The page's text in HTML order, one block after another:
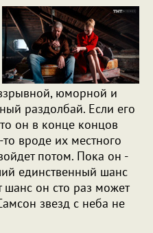
юморной и
раздолбай. Если его
он в конце концов
вроде их местного
потом. Пока он -
единственный шанс
шанс он сто раз может
звезд с неба не